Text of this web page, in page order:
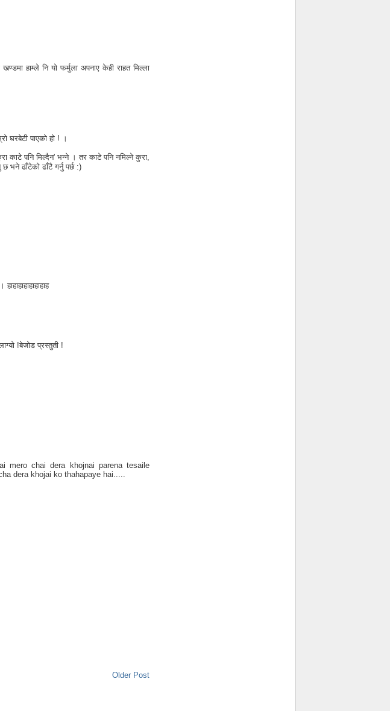
हाम्ले नि यो फर्मुला अपनाए केही राहत मिल्ला
घरबेटी पाएको हो ! ।
काटे पनि मिल्दैन' भन्ने । तर काटे पनि नमिल्ने कुरा,
भने ढाँटेको ढाँटै गर्नु पर्छ :)
!बेजोड प्रस्तुती !
mero chai dera khojnai parena tesaile
dera khojai ko thahapaye hai.....
Older Post